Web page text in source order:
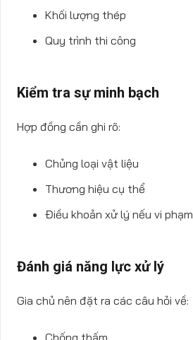
Khối lượng thép
Quy trình thi công
Kiểm tra sự minh bạch
Hợp đồng cần ghi rõ:
Chủng loại vật liệu
Thương hiệu cụ thể
Điều khoản xử lý nếu vi phạm
Đánh giá năng lực xử lý
Gia chủ nên đặt ra các câu hỏi về:
Chống thấm